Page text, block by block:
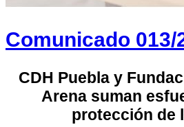
Comunicado 013/
CDH Puebla y
Arena suman
protección de